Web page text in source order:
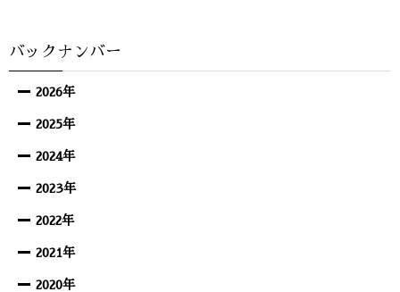
バックナンバー
2026年
2025年
2024年
2023年
2022年
2021年
2020年